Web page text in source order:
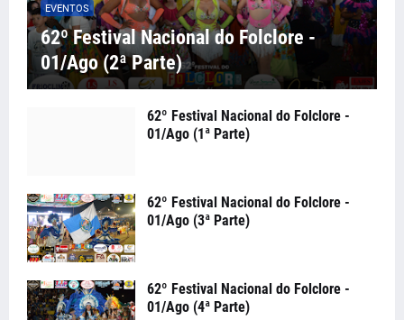
EVENTOS
62º Festival Nacional do Folclore -
01/Ago (2ª Parte)
62º Festival Nacional do Folclore -
01/Ago (1ª Parte)
62º Festival Nacional do Folclore -
01/Ago (3ª Parte)
62º Festival Nacional do Folclore -
01/Ago (4ª Parte)